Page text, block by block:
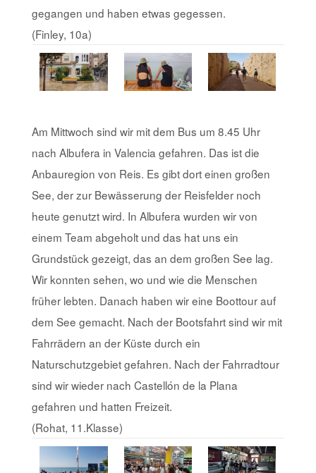
gegangen und haben etwas gegessen.
(Finley, 10a)
Am Mittwoch sind wir mit dem Bus um 8.45 Uhr
nach Albufera in Valencia gefahren. Das ist die
Anbauregion von Reis. Es gibt dort einen großen
See, der zur Bewässerung der Reisfelder noch
heute genutzt wird. In Albufera wurden wir von
einem Team abgeholt und das hat uns ein
Grundstück gezeigt, das an dem großen See lag.
Wir konnten sehen, wo und wie die Menschen
früher lebten. Danach haben wir eine Boottour auf
dem See gemacht. Nach der Bootsfahrt sind wir mit
Fahrrädern an der Küste durch ein
Naturschutzgebiet gefahren. Nach der Fahrradtour
sind wir wieder nach Castellón de la Plana
gefahren und hatten Freizeit.
(Rohat, 11.Klasse)